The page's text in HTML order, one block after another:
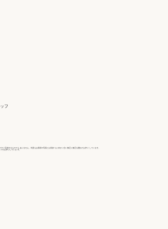
フ
ぐ完成するものでも ありません。何度もお客様の写真とお気持 ちに向かい合い修正に修正を重ねてお作り しています。
がお作りしていま す。